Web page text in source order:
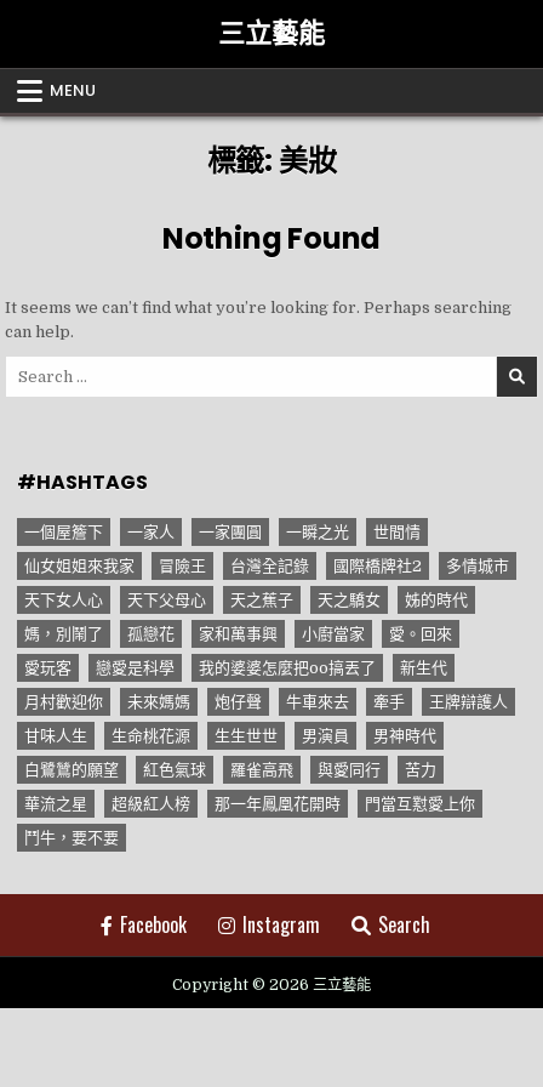
三立藝能
MENU
標籤: 美妝
Nothing Found
It seems we can’t find what you’re looking for. Perhaps searching
can help.
#HASHTAGS
一個屋簷下 一家人 一家團圓 一瞬之光
世間情
仙女姐姐來我家
冒險王 台灣全記錄 國際橋牌社2
多情城市
天下女人心
天下父母心 天之蕉子 天之驕女
姊的時代
媽，別鬧了
孤戀花 家和萬事興 小廚當家
愛。回來
愛玩客
戀愛是科學 我的婆婆怎麼把oo搞丟了
新生代
月村歡迎你
未來媽媽 炮仔聲 牛車來去 牽手
王牌辯護人
甘味人生
生命桃花源 生生世世 男演員
男神時代
白鷺鷥的願望
紅色氣球 羅雀高飛 與愛同行
苦力
華流之星
超級紅人榜 那一年鳳凰花開時
門當互懟愛上你
鬥牛，要不要
Facebook Instagram Search
Copyright © 2026 三立藝能